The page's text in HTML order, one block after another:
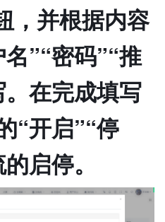
，并根据内容
”“密码”“推
在完成填写
“开启”“停
启停。